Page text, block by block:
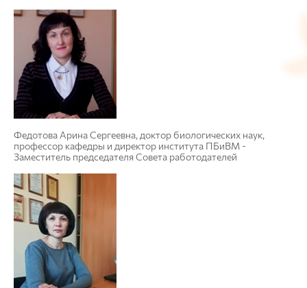
Федотова Арина Сергеевна, доктор биологических наук,
профессор кафедры и директор института ПБиВМ -
Заместитель председателя Совета работодателей